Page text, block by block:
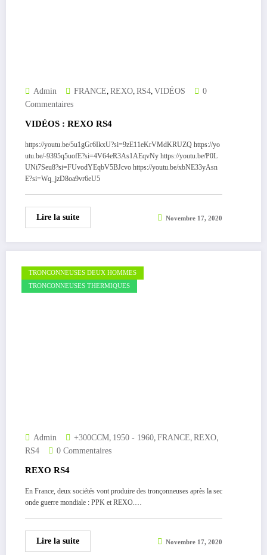
Admin FRANCE, REXO, RS4, VIDÉOS
0
Commentaires
VIDÉOS : REXO RS4
https://youtu.be/5u1gGr6IkxU?si=9zE11eKrVMdKRUZQ https://yo
utu.be/-9395q5uofE?si=4V64eR3As1AEqvNy https://youtu.be/P0L
UNi7Seu8?si=FUvodYEqbV5BJcvo https://youtu.be/xbNE33yAsn
E?si=Wq_jzD8oa9vr6eU5
Lire la suite Novembre 17, 2020
TRONCONNEUSES DEUX HOMMES
TRONCONNEUSES THERMIQUES
Admin +300CCM, 1950 - 1960, FRANCE, REXO,
RS4 0 Commentaires
REXO RS4
En France, deux sociétés vont produire des tronçonneuses après la sec
onde guerre mondiale : PPK et REXO.…
Lire la suite Novembre 17, 2020